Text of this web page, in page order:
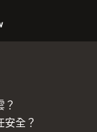
？
安全？